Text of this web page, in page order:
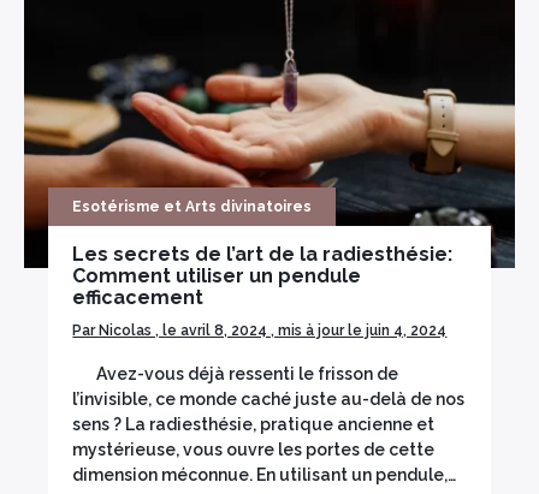
Esotérisme et Arts divinatoires
Les secrets de l’art de la radiesthésie:
Comment utiliser un pendule
efficacement
Par Nicolas , le avril 8, 2024 , mis à jour le juin 4, 2024
Avez-vous déjà ressenti le frisson de
l’invisible, ce monde caché juste au-delà de nos
sens ? La radiesthésie, pratique ancienne et
mystérieuse, vous ouvre les portes de cette
dimension méconnue. En utilisant un pendule,…